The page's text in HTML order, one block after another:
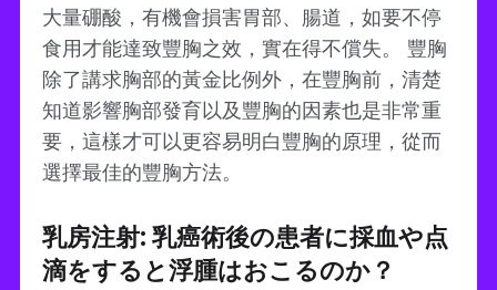
大量硼酸，有機會損害胃部、腸道，如要不停
食用才能達致豐胸之效，實在得不償失。 豐胸
除了講求胸部的黃金比例外，在豐胸前，清楚
知道影響胸部發育以及豐胸的因素也是非常重
要，這樣才可以更容易明白豐胸的原理，從而
選擇最佳的豐胸方法。
乳房注射: 乳癌術後の患者に採血や点
滴をすると浮腫はおこるのか？